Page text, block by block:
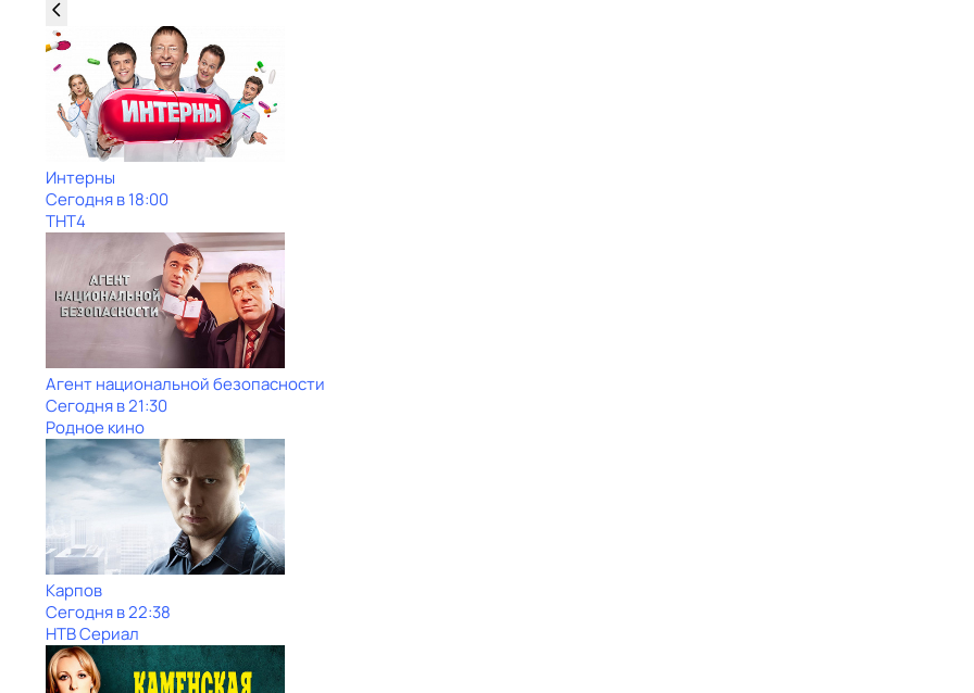
Интерны
Сегодня в 18:00
ТНТ4
Агент национальной безопасности
Сегодня в 21:30
Родное кино
Карпов
Сегодня в 22:38
НТВ Сериал